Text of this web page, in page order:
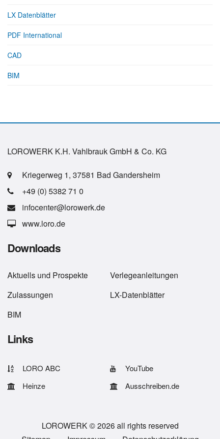
LX Datenblätter
PDF International
CAD
BIM
LOROWERK K.H. Vahlbrauk GmbH & Co. KG
Kriegerweg 1, 37581 Bad Gandersheim
+49 (0) 5382 71 0
infocenter@lorowerk.de
www.loro.de
Downloads
Aktuells und Prospekte
Verlegeanleitungen
Zulassungen
LX-Datenblätter
BIM
Links
LORO ABC
YouTube
Heinze
Ausschreiben.de
LOROWERK © 2026 all rights reserved